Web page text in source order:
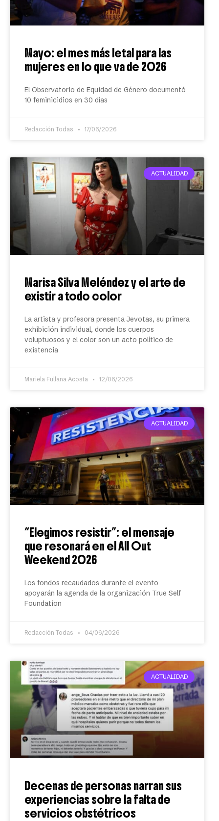
Mayo: el mes más letal para las
mujeres en lo que va de 2026
El Observatorio de Equidad de Género documentó
10 feminicidios en 30 días
Redacción Todas 17/06/2026
ACTUALIDAD
Marisa Silva Meléndez y el arte de
existir a todo color
La artista y profesora presenta Jevotas, su primera
exhibición individual, donde los cuerpos
voluptuosos y el color son un acto político de
existencia
Mariela Fullana Acosta 12/06/2026
ACTUALIDAD
“Elegimos resistir”: el mensaje
que resonará en el All Out
Weekend 2026
Los fondos recaudados durante el evento
apoyarán la agenda de la organización True Self
Foundation
Redacción Todas 04/06/2026
ACTUALIDAD
Decenas de personas narran sus
experiencias sobre la falta de
servicios obstétricos